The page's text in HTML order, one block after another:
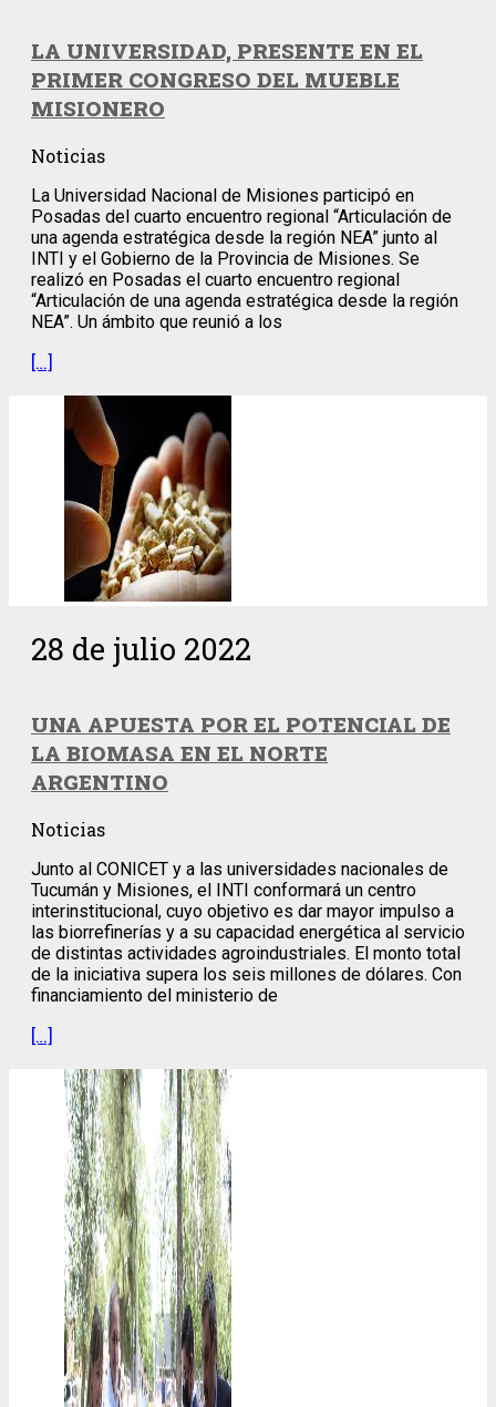
LA UNIVERSIDAD, PRESENTE EN EL
PRIMER CONGRESO DEL MUEBLE
MISIONERO
Noticias
La Universidad Nacional de Misiones participó en
Posadas del cuarto encuentro regional “Articulación de
una agenda estratégica desde la región NEA” junto al
INTI y el Gobierno de la Provincia de Misiones. Se
realizó en Posadas el cuarto encuentro regional
“Articulación de una agenda estratégica desde la región
NEA”. Un ámbito que reunió a los
[…]
28 de julio 2022
UNA APUESTA POR EL POTENCIAL DE
LA BIOMASA EN EL NORTE
ARGENTINO
Noticias
Junto al CONICET y a las universidades nacionales de
Tucumán y Misiones, el INTI conformará un centro
interinstitucional, cuyo objetivo es dar mayor impulso a
las biorrefinerías y a su capacidad energética al servicio
de distintas actividades agroindustriales. El monto total
de la iniciativa supera los seis millones de dólares. Con
financiamiento del ministerio de
[…]